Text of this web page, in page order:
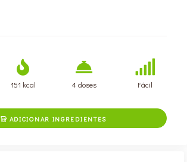
151 kcal 4 doses Fácil
ADICIONAR INGREDIENTES